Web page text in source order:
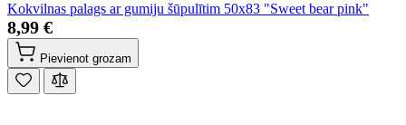
Kokvilnas palags ar gumiju šūpulītim 50x83 "Sweet bear pink"
8,99 €
Pievienot grozam